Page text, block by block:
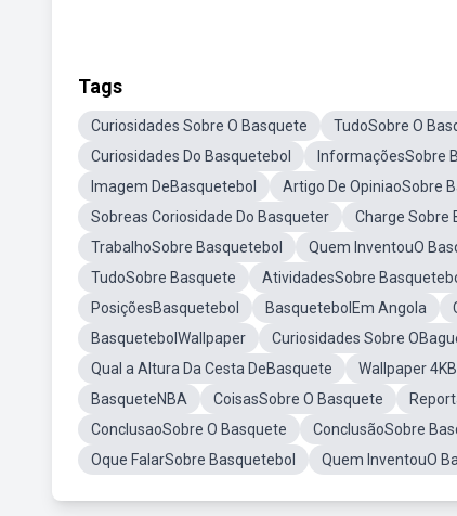
Tags
Curiosidades Sobre O Basquete TudoSobre O
Curiosidades Do Basquetebol
InformaçõesSobre
Imagem DeBasquetebol
Artigo De OpiniaoSobre
Sobreas Coriosidade Do Basqueter
Charge Sobre
TrabalhoSobre Basquetebol
Quem InventouO
TudoSobre Basquete
AtividadesSobre
PosiçõesBasquetebol
BasquetebolEm Angola
BasquetebolWallpaper
Curiosidades Sobre
Qual a Altura Da Cesta DeBasquete
Wallpaper
BasqueteNBA
CoisasSobre O Basquete
ConclusaoSobre O Basquete
ConclusãoSobre
Oque FalarSobre Basquetebol
Quem InventouO